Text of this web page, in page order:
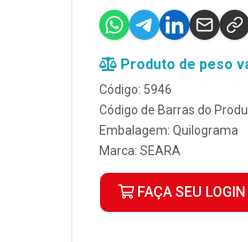
Produto de peso
Código: 5946
Código de Barras do
Embalagem: Quilograma
Marca: SEARA
FAÇA SEU LOGIN